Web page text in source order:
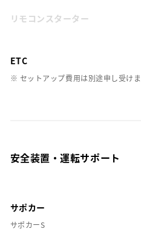
リモコンスターター
ETC
※ セットアップ費用は別途申し受け
安全装置・運転サポート
サポカー
サポカーS